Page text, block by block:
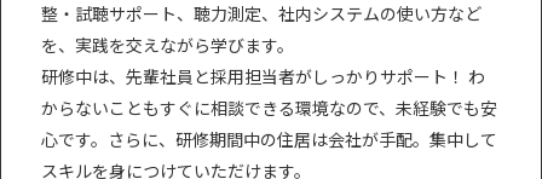
整・試聴サポート、聴力測定、社内システムの使い方など
を、実践を交えながら学びます。
研修中は、先輩社員と採用担当者がしっかりサポート！ わ
からないこともすぐに相談できる環境なので、未経験でも安
心です。さらに、研修期間中の住居は会社が手配。集中して
スキルを身につけていただけます。